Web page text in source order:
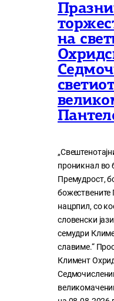
на
проникнал во
Премудрост,
божествените
нацрпил, со
словенски
семудри
славиме.“
Климент